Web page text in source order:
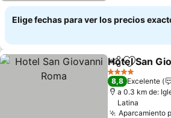
Elige fechas para ver los precios
Compartir
Agregar
Hotel San
4 Estrellas
8,8 Excelente
a 0.3 km de:
Latina
Aparcamiento